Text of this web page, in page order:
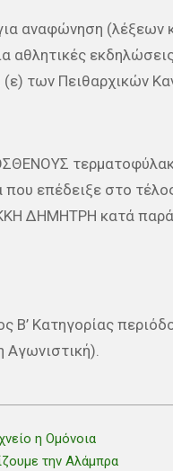
αναφώνηση (λέξεων
αθλητικές
των Πειθαρχικών
που επέδειξε στο
ΔΗΜΗΤΡΗ κατά
Β’ Κατηγορίας
η Ομόνοια
την Αλάμπρα